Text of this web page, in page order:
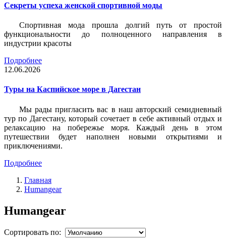
Секреты успеха женской спортивной моды
Спортивная мода прошла долгий путь от простой
функциональности до полноценного направления в
индустрии красоты
Подробнее
12.06.2026
Туры на Каспийское море в Дагестан
Мы рады пригласить вас в наш авторский семидневный
тур по Дагестану, который сочетает в себе активный отдых и
релаксацию на побережье моря. Каждый день в этом
путешествии будет наполнен новыми открытиями и
приключениями.
Подробнее
Главная
Humangear
Humangear
Сортировать по: